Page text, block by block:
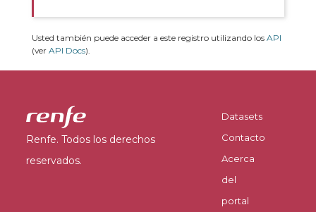
Usted también puede acceder a este registro utilizando los API
(ver API Docs).
Renfe. Todos los derechos
reservados.
Datasets
Contacto
Acerca
del
portal